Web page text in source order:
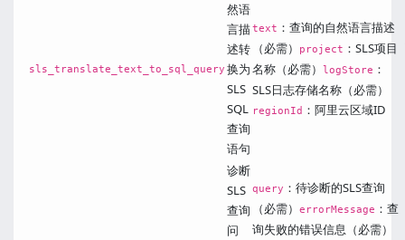
sls_translate_text_to_sql_query
然语
言描
述转
换为
SLS
SQL
查询
语句
text ：查询的自然语言描述
（必需）
project ：SLS项目
名称（必需） logStore ：
SLS日志存储名称（必需）
regionId ：阿里云区域ID
诊断
SLS
查询
问
query ：待诊断的SLS查询
（必需） errorMessage ：查
询失败的错误信息（必需）